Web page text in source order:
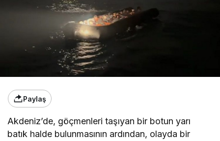
Paylaş
Akdeniz’de, göçmenleri taşıyan bir botun yarı
batık halde bulunmasının ardından, olayda bir